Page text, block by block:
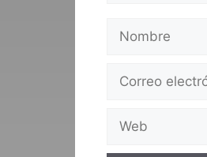
Nombre
Correo
Web